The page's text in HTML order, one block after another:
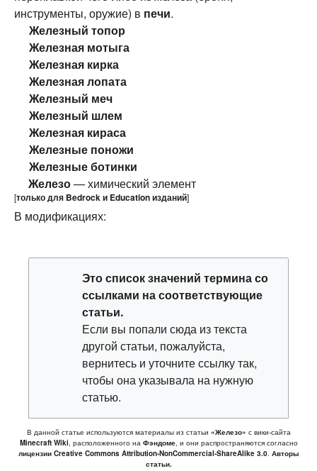
инструменты, оружие) в печи.
Железный топор
Железная мотыга
Железная кирка
Железная лопата
Железный меч
Железный шлем
Железная кираса
Железные поножи
Железные ботинки
Железо— химический элемент
[только для Bedrockи Educationизданий]
В модификациях:
Этосписок значений терминасо
ссылками на соответствующие
статьи.
Если вы попали сюда из текста
другой статьи, пожалуйста,
вернитесь и уточните ссылку так,
чтобы она указывала на нужную
статью.
В данной статье используются материалы из статьи «Железо» с вики-сайта
Minecraft Wiki, расположенного на Фэндоме, и они распространяются согласно
лицензии Creative Commons Attribution-NonCommercial-ShareAlike 3.0. Авторы
статьи.